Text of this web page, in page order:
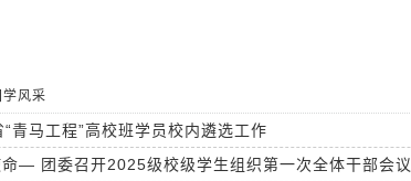
学风采
青马工程”高校班学员校内遴选工作
— 团委召开2025级校级学生组织第一次全体干部会议